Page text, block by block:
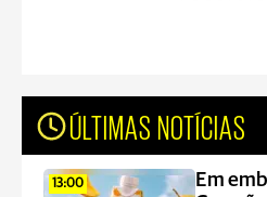
ÚLTIMAS NOTÍCIAS
13:00
Em